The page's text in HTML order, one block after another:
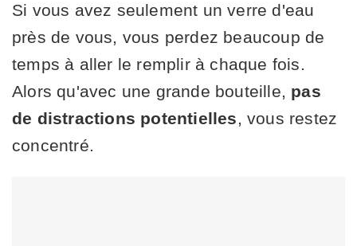
Si vous avez seulement un verre d'eau
près de vous, vous perdez beaucoup de
temps à aller le remplir à chaque fois.
Alors qu'avec une grande bouteille, pas
de distractions potentielles, vous restez
concentré.